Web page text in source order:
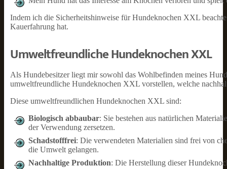
Indem ich die Sicherheitshinweise für Hundeknochen XXL
Kauerfahrung hat.
Umweltfreundliche Hundeknochen XXL
Als Hundebesitzer liegt mir sowohl das Wohlbefinden meines
umweltfreundliche Hundeknochen XXL vorstellen, welche
Diese umweltfreundlichen Hundeknochen XXL sind:
Biologisch abbaubar: Sie bestehen aus natürlichen
der Verwendung zersetzen.
Schadstofffrei: Die verwendeten Materialien sind frei von
die Umwelt gelangen.
Nachhaltige Produktion: Die Herstellung dieser